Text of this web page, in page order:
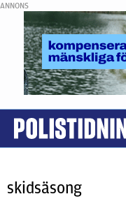
ANNONS
skidsäsong